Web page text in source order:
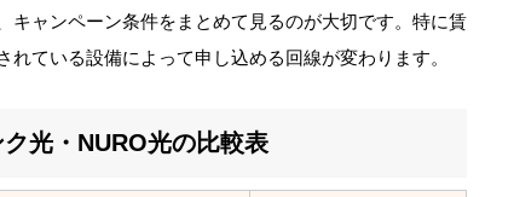
キャンペーン条件をまとめて見るのが大切です。特に賃
ている設備によって申し込める回線が変わります。
ク光・NURO光の比較表